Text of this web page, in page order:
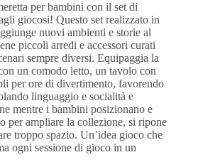
per bambini con il set di
giocosi! Questo set realizzato in
nuovi ambienti e storie al
piccoli arredi e accessori curati
sempre diversi. Equipaggia la
un comodo letto, un tavolo con
per ore di divertimento, favorendo
linguaggio e socialità e
mentre i bambini posizionano e
per ampliare la collezione, si ripone
troppo spazio. Un’idea gioco che
ogni sessione di gioco in un